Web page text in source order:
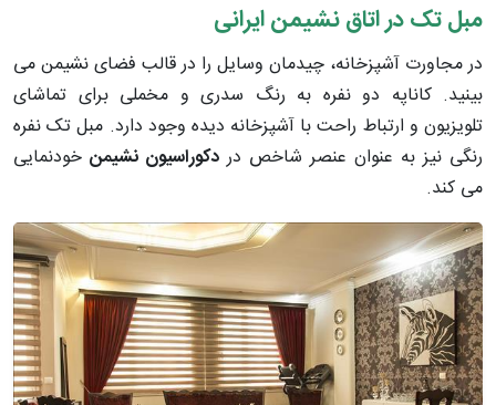
مبل تک در اتاق نشیمن ایرانی
در مجاورت آشپزخانه، چیدمان وسایل را در قالب فضای نشیمن می
بینید. کاناپه دو نفره به رنگ سدری و مخملی برای تماشای
تلویزیون و ارتباط راحت با آشپزخانه دیده وجود دارد. مبل تک نفره
رنگی نیز به عنوان عنصر شاخص در دکوراسیون نشیمن خودنمایی
می کند.